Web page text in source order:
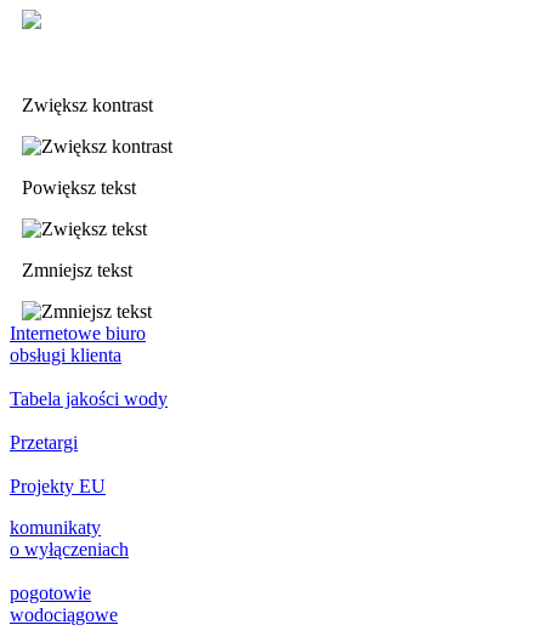
Zwiększ kontrast
Powiększ tekst
Zmniejsz tekst
Internetowe biuro
obsługi klienta
Tabela jakości wody
Przetargi
Projekty EU
komunikaty
o wyłączeniach
pogotowie
wodociągowe